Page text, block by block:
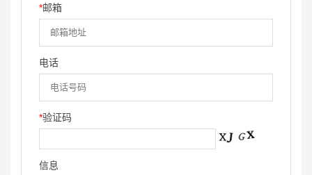
*邮箱
电话
*验证码
信息